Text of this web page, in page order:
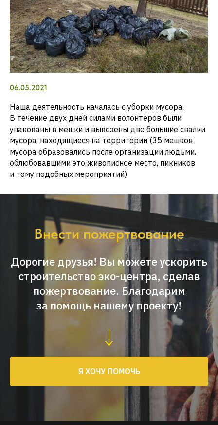
06.05.2021
Наша деятельность началась с уборки мусора.
В течение двух дней силами волонтеров были
упакованы в мешки и вывезены две большие свалки
мусора, находящиеся на территории (35 мешков
мусора образовались после организации людьми,
облюбовавшими это живописное место, пикников
и тому подобных мероприятий)
Внестипожертвование
Дорогие друзья! Вы можете ускорить
строительство эко-центра, сделав
пожертвование. Благодарим
за помощь нашему проекту!
Я ХОЧУ ПОМОЧЬ